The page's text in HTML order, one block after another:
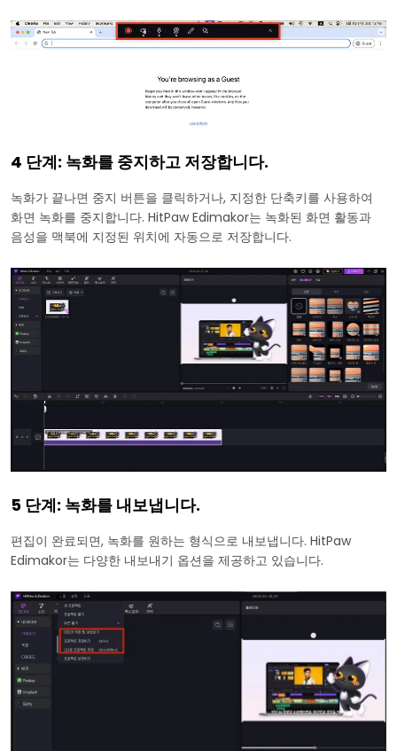
4 단계: 녹화를 중지하고 저장합니다.
녹화가 끝나면 중지 버튼을 클릭하거나, 지정한 단축키를 사용하여
화면 녹화를 중지합니다. HitPaw Edimakor는 녹화된 화면 활동과
음성을 맥북에 지정된 위치에 자동으로 저장합니다.
5 단계: 녹화를 내보냅니다.
편집이 완료되면, 녹화를 원하는 형식으로 내보냅니다. HitPaw
Edimakor는 다양한 내보내기 옵션을 제공하고 있습니다.